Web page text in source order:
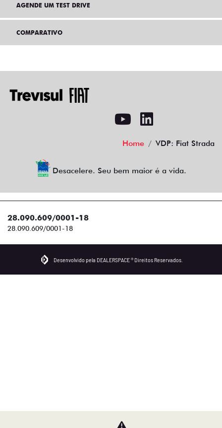
AGENDE UM TEST DRIVE
COMPARATIVO
Home VDP: Fiat Strada
Desacelere. Seu bem maior é a vida.
28.090.609/0001-18
28.090.609/0001-18
Desenvolvido pela DEALERSPACE ® Direitos Reservados.